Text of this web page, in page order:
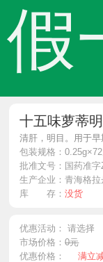
假
十五味萝蒂
清肝，明目。用于早
包装规格：
批准文号： 国药准
生产企业：青海格拉
库 存：没货
优惠活动：请选择
市场价格：0元
优惠价格：
满立